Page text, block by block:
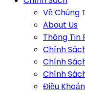
Về Chúng
About Us
Thông Tin
Chính
Chính
Chính
Điều